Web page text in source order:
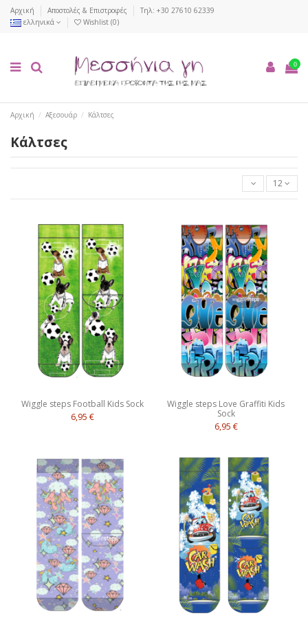
Αρχική Αποστολές & Επιστροφές
Τηλ: +30 27610 62339
ελληνικά
Wishlist (0)
0
Αρχική Αξεσουάρ Κάλτσες
Κάλτσες
12
Wiggle steps Football Kids Sock
6,95 €
Wiggle steps Love Graffiti Kids
Sock
6,95 €